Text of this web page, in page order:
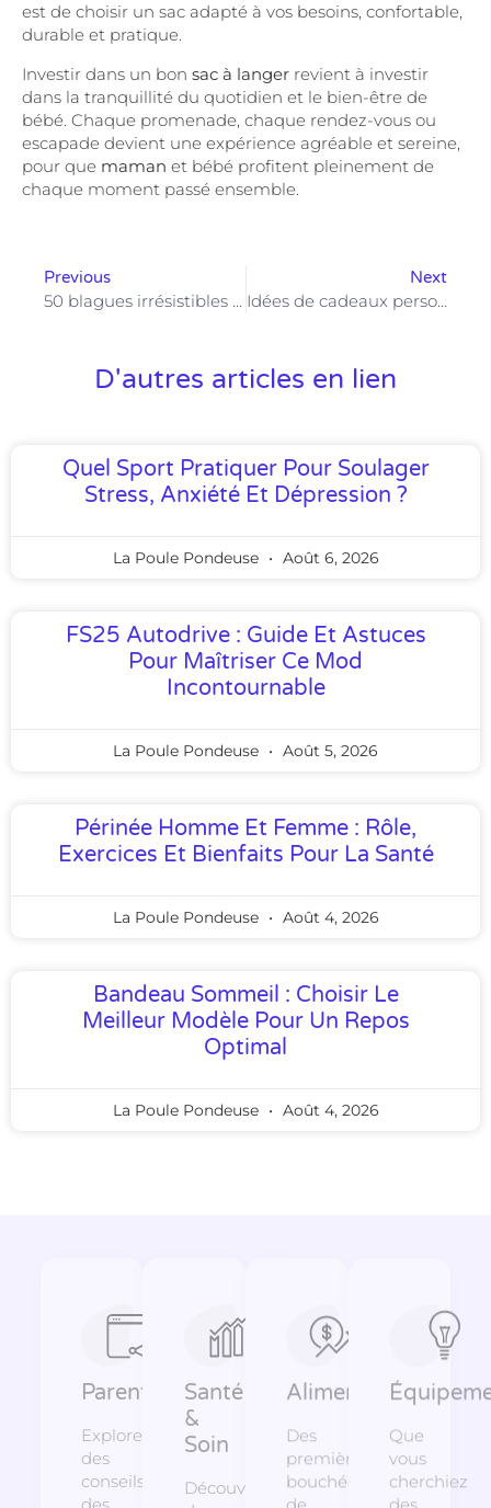
est de choisir un sac adapté à vos besoins, confortable,
durable et pratique.
Investir dans un bon sac à langer revient à investir
dans la tranquillité du quotidien et le bien-être de
bébé. Chaque promenade, chaque rendez-vous ou
escapade devient une expérience agréable et sereine,
pour que maman et bébé profitent pleinement de
chaque moment passé ensemble.
Previous
50 blagues irrésistibles pour enfants : rires garantis en famille !
Next
Idées de cadeaux personnalisés pour bébés et enfants à Pâques
D'autres articles en lien
Quel Sport Pratiquer Pour Soulager
Stress, Anxiété Et Dépression ?
La Poule Pondeuse Août 6, 2026
FS25 Autodrive : Guide Et Astuces
Pour Maîtriser Ce Mod
Incontournable
La Poule Pondeuse Août 5, 2026
Périnée Homme Et Femme : Rôle,
Exercices Et Bienfaits Pour La Santé
La Poule Pondeuse Août 4, 2026
Bandeau Sommeil : Choisir Le
Meilleur Modèle Pour Un Repos
Optimal
La Poule Pondeuse Août 4, 2026
Parentalité
Explorez
des
conseils,
Santé
&
Soin
Découvrez
Alimentation
Des
premières
bouchées
Que
vous
cherchiez